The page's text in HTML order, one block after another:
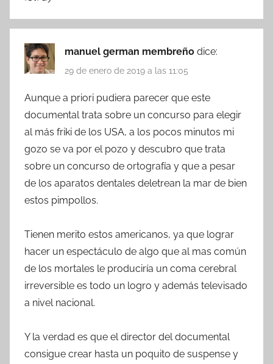
manuel german membreño dice:
29 de enero de 2019 a las 11:05
Aunque a priori pudiera parecer que este
documental trata sobre un concurso para elegir
al más friki de los USA, a los pocos minutos mi
gozo se va por el pozo y descubro que trata
sobre un concurso de ortografía y que a pesar
de los aparatos dentales deletrean la mar de bien
estos pimpollos.
Tienen merito estos americanos, ya que lograr
hacer un espectáculo de algo que al mas común
de los mortales le produciría un coma cerebral
irreversible es todo un logro y además televisado
a nivel nacional.
Y la verdad es que el director del documental
consigue crear hasta un poquito de suspense y